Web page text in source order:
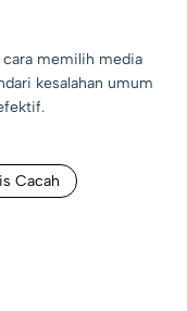
memilih media
kesalahan umum
Cacah